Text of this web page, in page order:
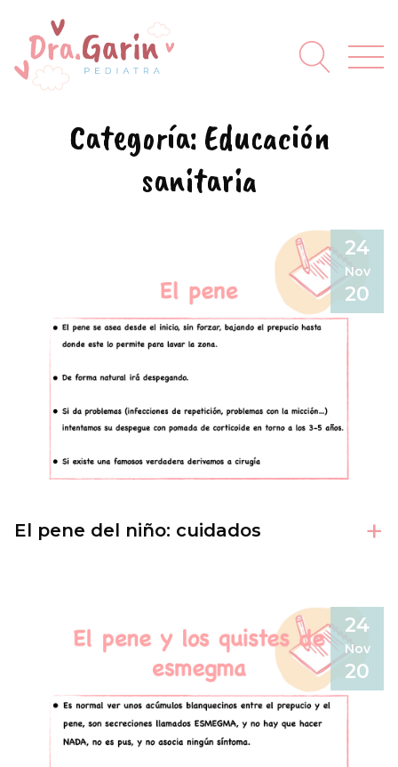
Categoría: Educación
sanitaria
24
Nov
20
El pene del niño: cuidados +
24
Nov
20